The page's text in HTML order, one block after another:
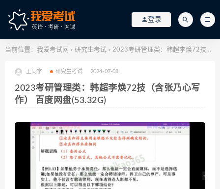
登录
当前位置： 我爱考试网 > 研究生考试 > 2023考研管理类：韩超李焕72技（含张乃心写作） 百度网盘(53.32G)
王同学 研究生考试 2024-07-08
2023考研管理类：韩超李焕72技（含张乃心写
作） 百度网盘(53.32G)